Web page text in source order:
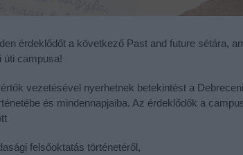
érdeklődőt a következő Past and future sétára,
úti campusa!
vezetésével nyerhetnek betekintést a
és mindennapjaiba. Az érdeklődők a
felsőoktatás történetéről,